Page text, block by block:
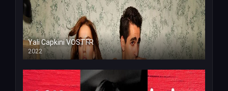
Yali Capkini VOSTFR
2022